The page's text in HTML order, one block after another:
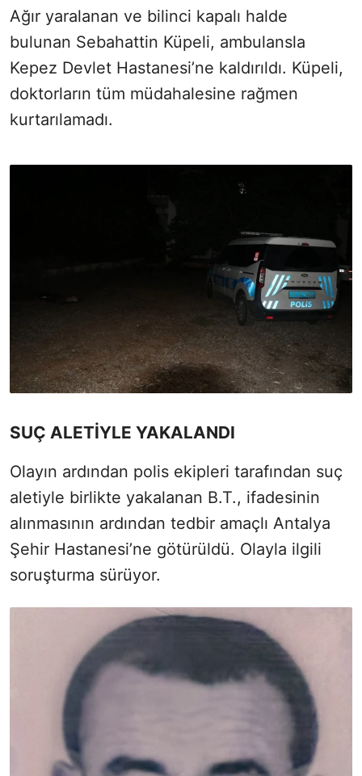
Ağır yaralanan ve bilinci kapalı halde
bulunan Sebahattin Küpeli, ambulansla
Kepez Devlet Hastanesi’ne kaldırıldı. Küpeli,
doktorların tüm müdahalesine rağmen
kurtarılamadı.
SUÇ ALETİYLE YAKALANDI
Olayın ardından polis ekipleri tarafından suç
aletiyle birlikte yakalanan B.T., ifadesinin
alınmasının ardından tedbir amaçlı Antalya
Şehir Hastanesi’ne götürüldü. Olayla ilgili
soruşturma sürüyor.